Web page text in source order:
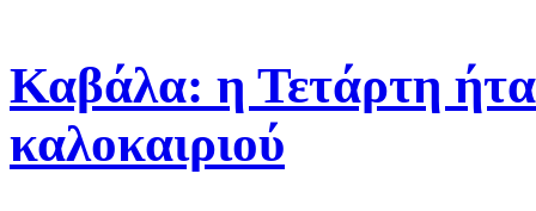
Καβάλα: η Τετάρτη
καλοκαιριού